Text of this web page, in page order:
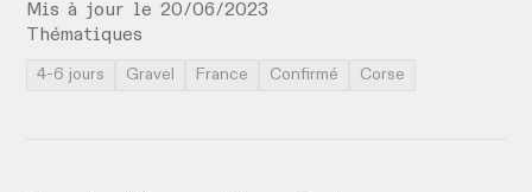
Mis à jour le20/06/2023
Thématiques
4-6 jours Gravel France Confirmé Corse